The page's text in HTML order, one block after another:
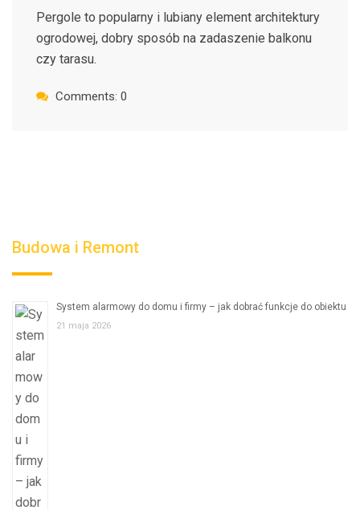
Pergole to popularny i lubiany element architektury
ogrodowej, dobry sposób na zadaszenie balkonu
czy tarasu.
Comments: 0
Budowa i Remont
System alarmowy do domu i firmy – jak dobrać funkcje do obiektu
21 maja 2026